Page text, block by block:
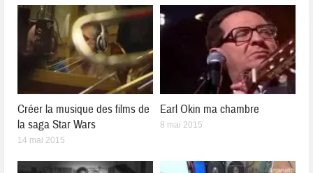
Créer la musique des films de
la saga Star Wars
14 mai 2015
Earl Okin ma chambre
8 mai 2015